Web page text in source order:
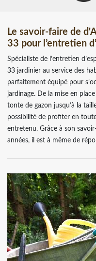
Le savoir-faire de
33 pour l’entretien
Spécialiste de l’entretien
33 jardinier au service des
parfaitement équipé pour
jardinage. De la mise en
tonte de gazon jusqu’à la
possibilité de profiter en
entretenu. Grâce à son
années, il est à même de